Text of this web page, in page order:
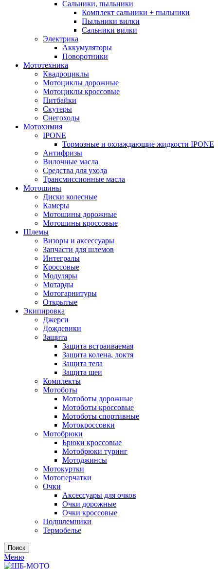
Сальники, пыльники
Комплект сальники + пыльники
Пыльники вилки
Сальники вилки
Электрика
Аккумуляторы
Поворотники
Мототехника
Квадроциклы
Мотоциклы дорожные
Мотоциклы кроссовые
Питбайки
Скутеры
Снегоходы
Мотохимия
IPONE
Тормозные и охлаждающие жидкости IPONE
Антифризы
Вилочные масла
Средства для ухода
Трансмиссионные масла
Мотошины
Диски колесные
Камеры
Мотошины дорожные
Мотошины кроссовые
Шлемы
Визоры и аксессуары
Запчасти для шлемов
Интегралы
Кроссовые
Модуляры
Мотарды
Мотогарнитуры
Открытые
Экипировка
Джерси
Дождевики
Защита
Защита встраиваемая
Защита колена, локтя
Защита тела
Защита шеи
Комплекты
Мотоботы
Мотоботы дорожные
Мотоботы кроссовые
Мотоботы спортивные
Мотокроссовки
Мотобрюки
Брюки кроссовые
Мотобрюки туринг
Мотоджинсы
Мотокуртки
Мотоперчатки
Очки
Аксессуары для очков
Очки дорожные
Очки кроссовые
Подшлемники
Термобелье
Поиск
Меню